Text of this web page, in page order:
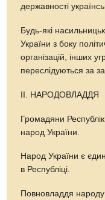
державності
Будь-які
України з боку
організацій, інших
переслідуються за
ІІ. НАРОДОВЛАДДЯ
Громадяни
народ України.
Народ України є
в Республіці.
Повновладдя народу